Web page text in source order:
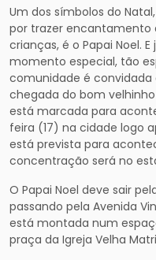
Um dos símbolos do
por trazer encantamento
crianças, é o Papai Noel.
momento especial, tão
comunidade é
chegada do bom
está marcada para
feira (17) na cidade logo
está prevista para
concentração será no
O Papai Noel deve sair
passando pela Avenida
está montada num
praça da Igreja Velha